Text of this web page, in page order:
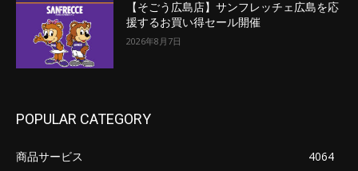
【そごう広島店】サンフレッチェ広島を応
援するお買い得セール開催
2026年8月7日
POPULAR CATEGORY
商品サービス
4064